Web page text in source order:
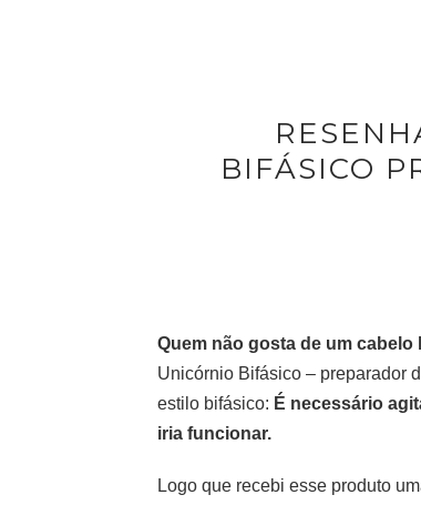
BIFÁSICO
Quem não gosta de um
Unicórnio Bifásico – preparador
estilo bifásico: É necessário
iria funcionar.
Logo que recebi esse produto